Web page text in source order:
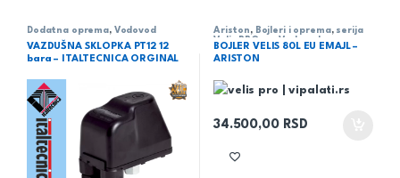
Dodatna oprema, Vodovod
VAZDUŠNA SKLOPKA PT12 12
bara – ITALTECNICA ORGINAL
Ariston , Bojleri i oprema, serija
Velis PRO eu,Vodovod
BOJLER VELIS 80L EU EMAJL –
ARISTON
34.500,00 RSD